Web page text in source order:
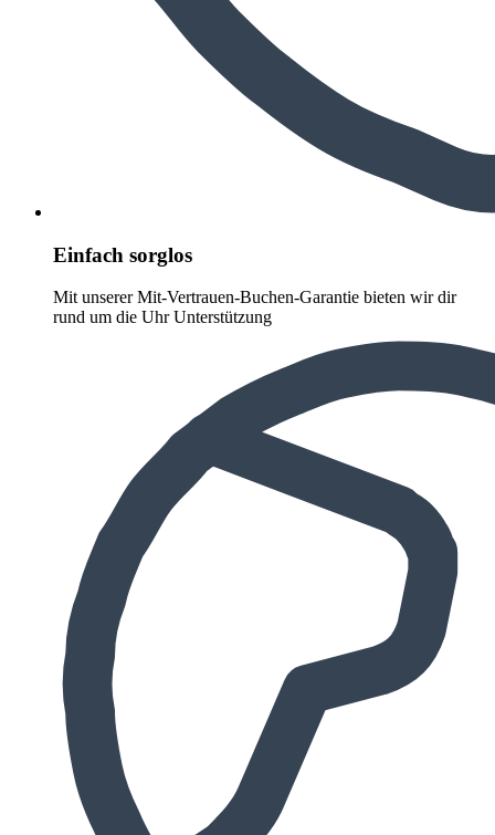
Einfach sorglos
Mit unserer Mit-Vertrauen-Buchen-Garantie bieten wir dir
rund um die Uhr Unterstützung